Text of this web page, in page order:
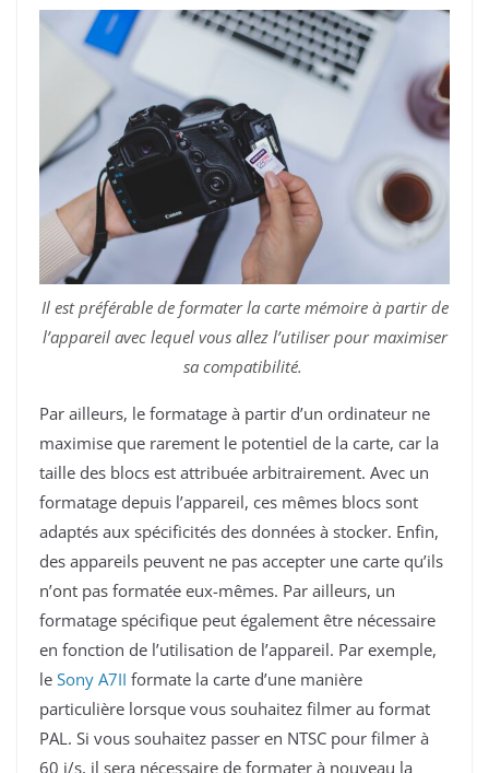
Il est préférable de formater la carte mémoire à partir de
l’appareil avec lequel vous allez l’utiliser pour maximiser
sa compatibilité.
Par ailleurs, le formatage à partir d’un ordinateur ne
maximise que rarement le potentiel de la carte, car la
taille des blocs est attribuée arbitrairement. Avec un
formatage depuis l’appareil, ces mêmes blocs sont
adaptés aux spécificités des données à stocker. Enfin,
des appareils peuvent ne pas accepter une carte qu’ils
n’ont pas formatée eux-mêmes. Par ailleurs, un
formatage spécifique peut également être nécessaire
en fonction de l’utilisation de l’appareil. Par exemple,
le Sony A7II formate la carte d’une manière
particulière lorsque vous souhaitez filmer au format
PAL. Si vous souhaitez passer en NTSC pour filmer à
60 i/s, il sera nécessaire de formater à nouveau la